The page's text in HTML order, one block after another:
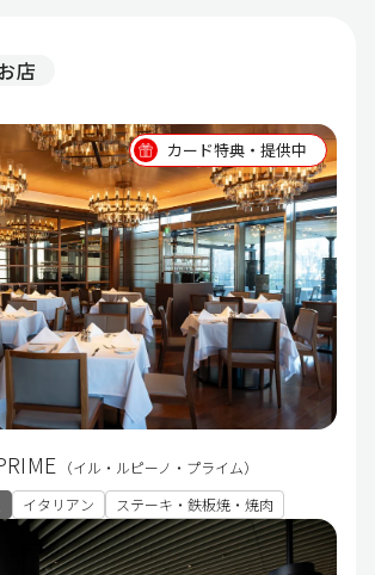
店
カード特典・提供中
（イル・ルピーノ・プライム）
イタリアン ステーキ・鉄板焼・焼肉